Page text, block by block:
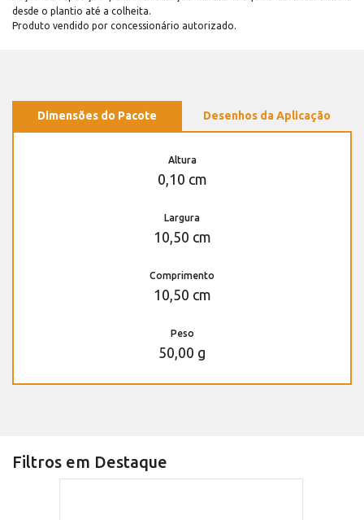
desde o plantio até a colheita.
Produto vendido por concessionário autorizado.
Dimensões do Pacote Desenhos da Aplicação
Altura
0,10 cm
Largura
10,50 cm
Comprimento
10,50 cm
Peso
50,00 g
Filtros em Destaque